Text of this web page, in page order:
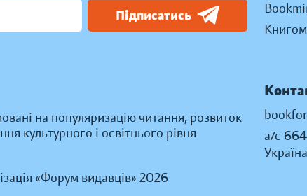
Підписатись
на популяризацію читання, розвиток
культурного і освітнього рівня
«Форум видавців» 2026
а/с
Україна